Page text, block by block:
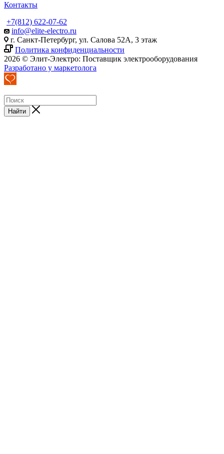
Контакты
+7(812) 622-07-62
info@elite-electro.ru
г. Санкт-Петербург, ул. Салова 52А, 3 этаж
Политика конфиденциальности
2026 © Элит-Электро: Поставщик электрооборудования
Разработано у маркетолога
Найти